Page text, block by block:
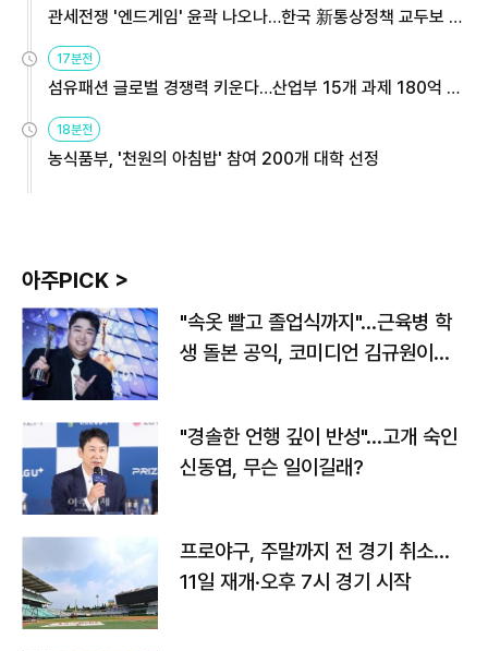
관세전쟁 '엔드게임' 윤곽 나오나…한국 新통상정책 교두보 활
용해야
17분전
섬유패션 글로벌 경쟁력 키운다…산업부 15개 과제 180억 지
원
18분전
농식품부, '천원의 아침밥' 참여 200개 대학 선정
아주PICK >
"속옷 빨고 졸업식까지"…근육병 학
생 돌본 공익, 코미디언 김규원이었
"경솔한 언행 깊이 반성"…고개 숙인
신동엽, 무슨 일이길래?
프로야구, 주말까지 전 경기 취소…
11일 재개·오후 7시 경기 시작